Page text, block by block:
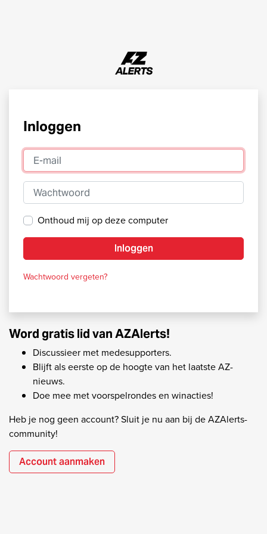
Inloggen
E-mail
Wachtwoord
Onthoud mij op deze computer
Inloggen
Wachtwoord vergeten?
Word gratis lid van AZAlerts!
Discussieer met medesupporters.
Blijft als eerste op de hoogte van het laatste AZ-
nieuws.
Doe mee met voorspelrondes en winacties!
Heb je nog geen account? Sluit je nu aan bij de AZAlerts-
community!
Account aanmaken